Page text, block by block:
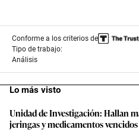
Conforme a los criterios de
Tipo de trabajo:
Análisis
Lo más visto
Unidad de Investigación: Hallan
jeringas y medicamentos